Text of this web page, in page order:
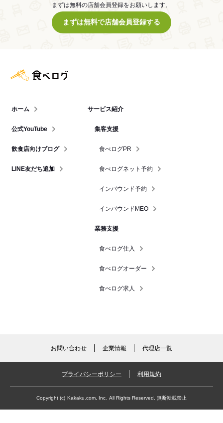
まずは無料の店舗会員登録をお願いします。
まずは無料で店舗会員登録する
ホーム
公式YouTube
飲食店向けブログ
LINE友だち追加
サービス紹介
集客支援
食べログPR
食べログネット予約
インバウンド予約
インバウンドMEO
業務支援
食べログ仕入
食べログオーダー
食べログ求人
お問い合わせ 企業情報 代理店一覧
プライバシーポリシー 利用規約
Copyright (c) Kakaku.com, Inc. All Rights Reserved. 無断転載禁止